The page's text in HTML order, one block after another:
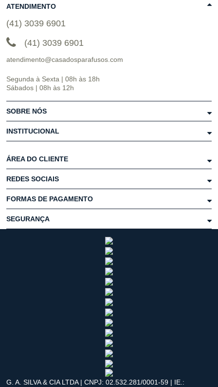
ATENDIMENTO
(41) 3039 6901
(41) 3039 6901
atendimento@casadosparafusos.com
Segunda à Sexta | 08h às 18h
Sábados | 08h às 12h
SOBRE NÓS
INSTITUCIONAL
ÁREA DO CLIENTE
REDES SOCIAIS
FORMAS DE PAGAMENTO
SEGURANÇA
G. A. SILVA & CIA LTDA | CNPJ: 02.532.281/0001-59 | IE.: